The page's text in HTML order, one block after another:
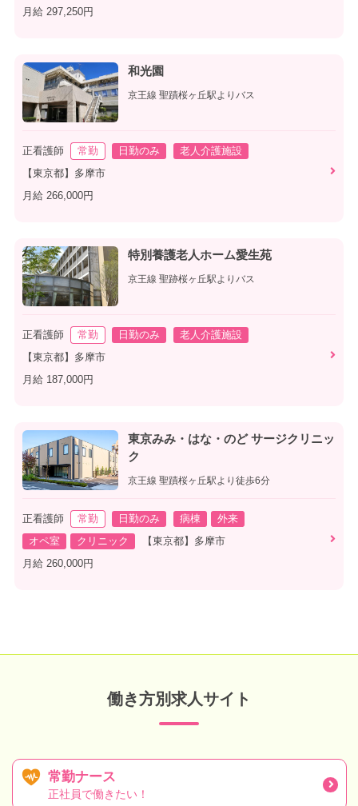
月給 297,250円
和光園
京王線 聖蹟桜ヶ丘駅よりバス
正看護師 常勤 日勤のみ
老人介護施設
【東京都】多摩市
月給 266,000円
特別養護老人ホーム愛生苑
京王線 聖跡桜ヶ丘駅よりバス
正看護師 常勤 日勤のみ
老人介護施設
【東京都】多摩市
月給 187,000円
東京みみ・はな・のど サージクリニッ
ク
京王線 聖蹟桜ヶ丘駅より徒歩6分
正看護師 常勤 日勤のみ 病棟
外来
オペ室
クリニック
【東京都】多摩市
月給 260,000円
働き方別求人サイト
常勤ナース
正社員で働きたい！